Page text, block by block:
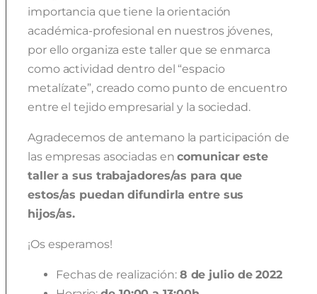
importancia que tiene la orientación
académica-profesional en nuestros jóvenes,
por ello organiza este taller que se enmarca
como actividad dentro del “espacio
metalízate”, creado como punto de encuentro
entre el tejido empresarial y la sociedad.
Agradecemos de antemano la participación de
las empresas asociadas encomunicar este
tallera sus trabajadores/as para que
estos/as puedan difundirla entre sus
hijos/as.
¡Os esperamos!
Fechas de realización: 8 de julio de 2022